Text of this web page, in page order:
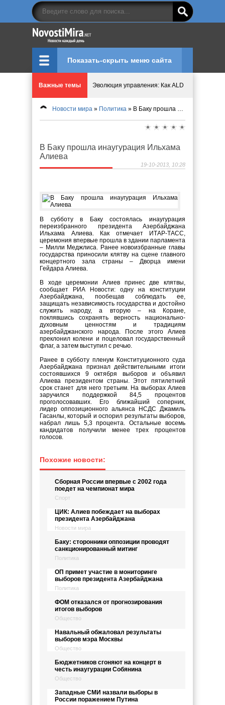
Показать-скрыть меню сайта
Важные темы Эволюция управления: Как ALD Pro меняет
Криптовалюту предложили признать
Новости мира » Политика » В Баку прошла инаугурация Ильхама Алиева
В Баку прошла инаугурация Ильхама
Алиева
19-10-2013, 10:28
В субботу в Баку состоялась инаугурация
переизбранного президента Азербайджана
Ильхама Алиева. Как отмечает ИТАР-ТАСС,
церемония впервые прошла в здании парламента
– Милли Меджлиса. Ранее новоизбранные главы
государства приносили клятву на сцене главного
концертного зала страны – Дворца имени
Гейдара Алиева.
В ходе церемонии Алиев принес две клятвы,
сообщает РИА Новости: одну на конституции
Азербайджана, пообещав соблюдать ее,
защищать независимость государства и достойно
служить народу, а вторую – на Коране,
поклявшись сохранять верность национально-
духовным ценностям и традициям
азербайджанского народа. После этого Алиев
преклонил колени и поцеловал государственный
флаг, а затем выступил с речью.
Ранее в субботу пленум Конституционного суда
Азербайджана признал действительными итоги
состоявшихся 9 октября выборов и объявил
Алиева президентом страны. Этот пятилетний
срок станет для него третьим. На выборах Алиев
заручился поддержкой 84,5 процентов
проголосовавших. Его ближайший соперник,
лидер оппозиционного альянса НСДС Джамиль
Гасанлы, который и оспорил результаты выборов,
набрал лишь 5,3 процента. Остальные восемь
кандидатов получили менее трех процентов
голосов.
Похожие новости:
Сборная России впервые с 2002 года
поедет на чемпионат мира
Спорт
ЦИК: Алиев побеждает на выборах
президента Азербайджана
Новости мира
Баку: сторонники оппозиции проводят
санкционированный митинг
Политика
ОП примет участие в мониторинге
выборов президента Азербайджана
Политика
ФОМ отказался от прогнозирования
итогов выборов
Общество
Навальный обжаловал результаты
выборов мэра Москвы
Общество
Бюджетников сгоняют на концерт в
честь инаугурации Собянина
Общество
Западные СМИ назвали выборы в
России поражением Путина